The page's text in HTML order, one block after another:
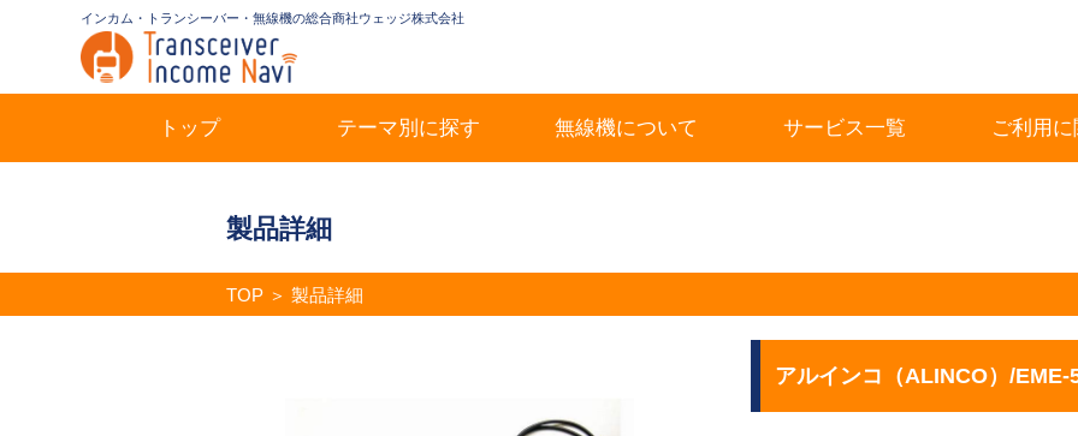
インカム・トランシーバー・無線機の総合商社ウェッジ株式会社
トップ テーマ別に探す 無線機について サービス一覧 ご利用
製品詳細
TOP ＞製品詳細
アルインコ（ALINCO）/EME-